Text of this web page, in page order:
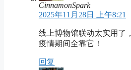
CinnamonSpark
2025年11月28日 上午8:21
线上博物馆联动太实用了，
疫情期间全靠它！
回复